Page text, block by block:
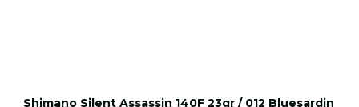
Shimano Silent Assassin 140F 23gr / 012 Bluesardin